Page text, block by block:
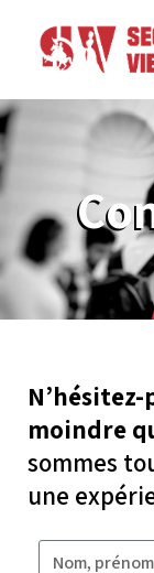
moindre
sommes
une